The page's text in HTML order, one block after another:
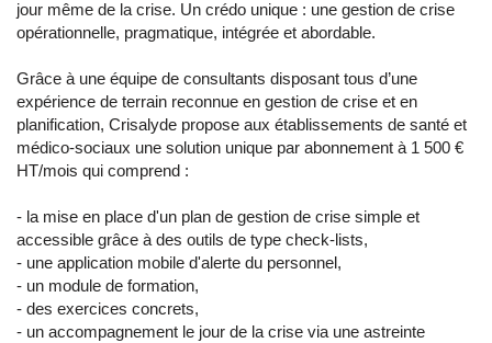
jour même de la crise. Un crédo unique : une gestion de crise
opérationnelle, pragmatique, intégrée et abordable.
Grâce à une équipe de consultants disposant tous d’une
expérience de terrain reconnue en gestion de crise et en
planification, Crisalyde propose aux établissements de santé et
médico-sociaux une solution unique par abonnement à 1 500 €
HT/mois qui comprend :
- la mise en place d'un plan de gestion de crise simple et
accessible grâce à des outils de type check-lists,
- une application mobile d'alerte du personnel,
- un module de formation,
- des exercices concrets,
- un accompagnement le jour de la crise via une astreinte